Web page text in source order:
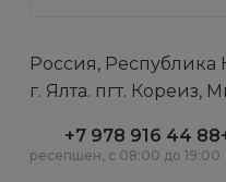
Россия, Республика
г. Ялта. пгт. Кореиз,
+7 978 916 44 88
ресепшен, c 08:00 до 19:00